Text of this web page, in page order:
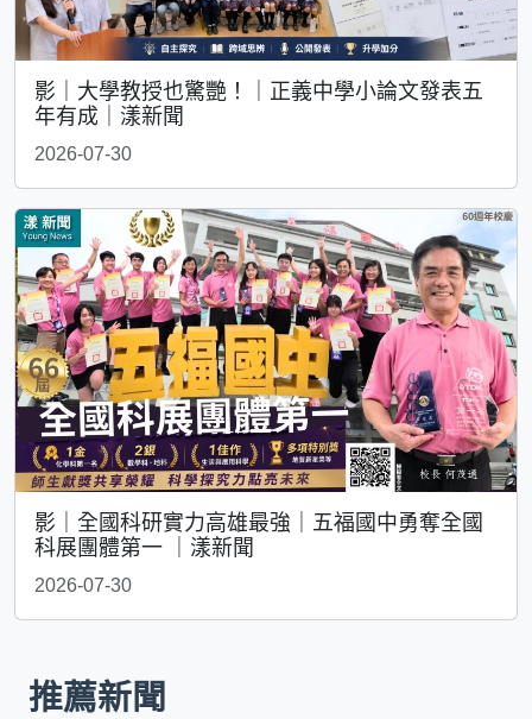
影｜大學教授也驚艷！｜正義中學小論文發表五
年有成｜漾新聞
2026-07-30
影｜全國科研實力高雄最強｜五福國中勇奪全國
科展團體第一 ｜漾新聞
2026-07-30
推薦新聞